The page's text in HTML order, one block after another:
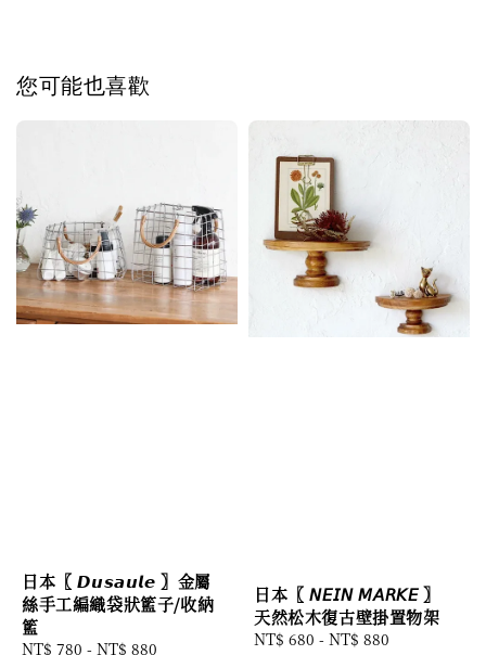
您可能也喜歡
日本〖 𝘿𝙪𝙨𝙖𝙪𝙡𝙚 〗金屬
絲手工編織袋狀籃子/收納
籃
Regular
NT$ 780 - NT$ 880
日本〖 𝘕𝘌𝘐𝘕 𝘔𝘈𝘙𝘒𝘌 〗
天然松木復古壁掛置物架
Regular
NT$ 680 - NT$ 880